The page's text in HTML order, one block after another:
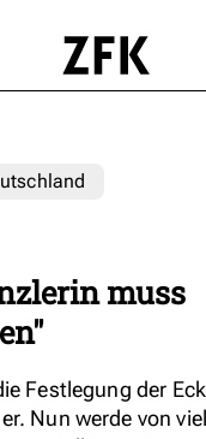
muss
Festlegung der
Nun werde von